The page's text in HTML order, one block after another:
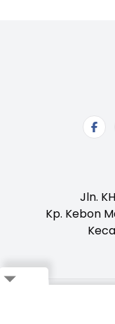
Jln.
Kp. Kebon